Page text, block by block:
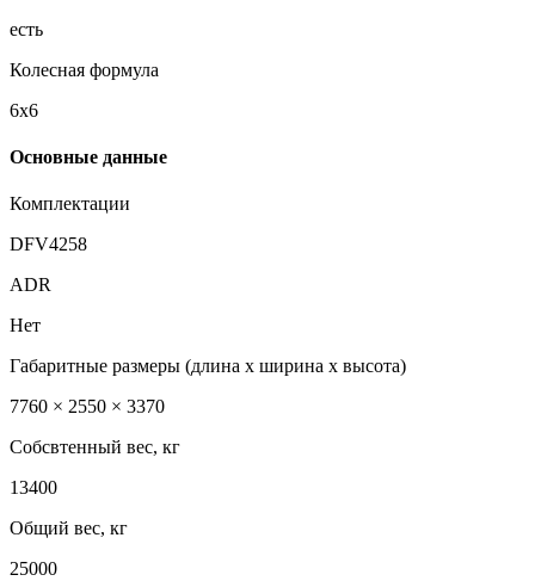
есть
Колесная формула
6х6
Основные данные
Комплектации
DFV4258
ADR
Нет
Габаритные размеры (длина х ширина х высота)
7760 × 2550 × 3370
Собсвтенный вес, кг
13400
Общий вес, кг
25000